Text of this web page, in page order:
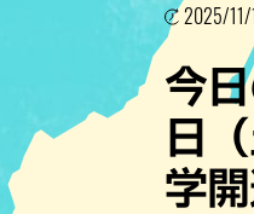
2025/11/
今
日
学開